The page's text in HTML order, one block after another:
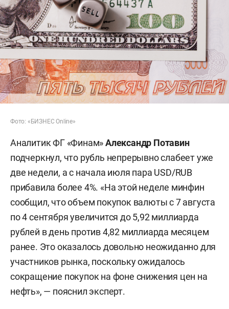
Фото: «БИЗНЕС Online»
Аналитик ФГ «Финам»Александр Потавин
подчеркнул, что рубль непрерывно слабеет уже
две недели, а с начала июля пара USD/RUB
прибавила более 4%. «На этой неделе минфин
сообщил, что объем покупок валюты с 7 августа
по 4 сентября увеличится до 5,92 миллиарда
рублей в день против 4,82 миллиарда месяцем
ранее. Это оказалось довольно неожиданно для
участников рынка, поскольку ожидалось
сокращение покупок на фоне снижения цен на
нефть», — пояснил эксперт.